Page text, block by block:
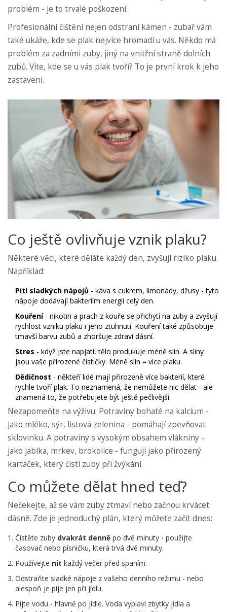
problém - je to trvalé poškození.
Profesionální čištění nejen odstraní kámen - zubař vám
také ukáže, kde se plak nejvíce hromadí u vás. Někdo má
problém za zadními zuby, jiný na vnitřní straně dolních
zubů. Víte, kde se u vás plak tvoří? To je první krok k jeho
zastavení.
Co ještě ovlivňuje vznik plaku?
Některé věci, které děláte každý den, zvyšují riziko plaku.
Například:
Pití sladkých nápojů - káva s cukrem, limonády, džusy - tyto
nápoje dodávají bakteriím energii celý den.
Kouření- nikotin a prach z kouře se přichytí na zuby a zvyšují
rychlost vzniku plaku i jeho ztuhnutí. Kouření také způsobuje
tmavší barvu zubů a zhoršuje zdraví dásní.
Stres - když jste napjatí, tělo produkuje méně slin. A sliny
jsou vaše přirozené čističky. Méně slin = více plaku.
Dědičnost - někteří lidé mají přirozeně více bakterií, které
rychle tvoří plak. To neznamená, že nemůžete nic dělat - ale
znamená to, že potřebujete být ještě pečlivější.
Nezapomeňte na výživu. Potraviny bohaté na kalcium -
jako mléko, sýr, listová zelenina - pomáhají zpevňovat
sklovinku. A potraviny s vysokým obsahem vlákniny -
jako jablka, mrkev, brokolice - fungují jako přirozený
kartáček, který čistí zuby při žvýkání.
Co můžete dělat hned teď?
Nečekejte, až se vám zuby ztmaví nebo začnou krvácet
dásně. Zde je jednoduchý plán, který můžete začít dnes:
Čistěte zuby dvakrát denně po dvě minuty - použijte
časovač nebo písničku, která trvá dvě minuty.
Používejte nit každý večer před spaním.
Odstraňte sladké nápoje z vašeho denního režimu - nebo
alespoň je pije jen při jídlu.
Pijte vodu - hlavně po jídle. Voda vyplaví zbytky jídla a